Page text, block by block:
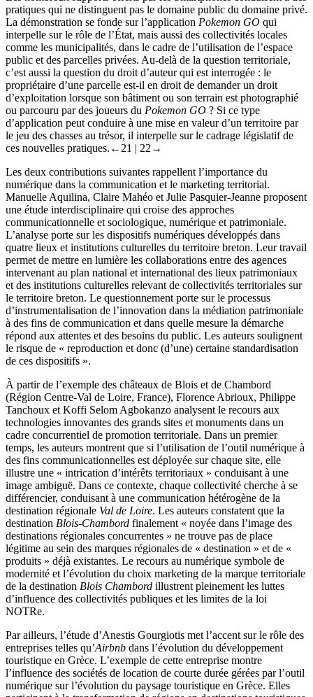
pratiques qui ne distinguent pas le domaine public du domaine privé.
La démonstration se fonde sur l’application Pokemon GO qui
interpelle sur le rôle de l’État, mais aussi des collectivités locales
comme les municipalités, dans le cadre de l’utilisation de l’espace
public et des parcelles privées. Au-delà de la question territoriale,
c’est aussi la question du droit d’auteur qui est interrogée : le
propriétaire d’une parcelle est-il en droit de demander un droit
d’exploitation lorsque son bâtiment ou son terrain est photographié
ou parcouru par des joueurs du Pokemon GO ? Si ce type
d’application peut conduire à une mise en valeur d’un territoire par
le jeu des chasses au trésor, il interpelle sur le cadrage législatif de
ces nouvelles pratiques. ←21 | 22→
Les deux contributions suivantes rappellent l’importance du
numérique dans la communication et le marketing territorial.
Manuelle Aquilina, Claire Mahéo et Julie Pasquier-Jeanne proposent
une étude interdisciplinaire qui croise des approches
communicationnelle et sociologique, numérique et patrimoniale.
L’analyse porte sur les dispositifs numériques développés dans
quatre lieux et institutions culturelles du territoire breton. Leur travail
permet de mettre en lumière les collaborations entre des agences
intervenant au plan national et international des lieux patrimoniaux
et des institutions culturelles relevant de collectivités territoriales sur
le territoire breton. Le questionnement porte sur le processus
d’instrumentalisation de l’innovation dans la médiation patrimoniale
à des fins de communication et dans quelle mesure la démarche
répond aux attentes et des besoins du public. Les auteurs soulignent
le risque de « reproduction et donc (d’une) certaine standardisation
de ces dispositifs ».
À partir de l’exemple des châteaux de Blois et de Chambord
(Région Centre-Val de Loire, France), Florence Abrioux, Philippe
Tanchoux et Koffi Selom Agbokanzo analysent le recours aux
technologies innovantes des grands sites et monuments dans un
cadre concurrentiel de promotion territoriale. Dans un premier
temps, les auteurs montrent que si l’utilisation de l’outil numérique à
des fins communicationnelles est déployée sur chaque site, elle
illustre une « intrication d’intérêts territoriaux » conduisant à une
image ambiguë. Dans ce contexte, chaque collectivité cherche à se
différencier, conduisant à une communication hétérogène de la
destination régionale Val de Loire. Les auteurs constatent que la
destination Blois-Chambord finalement « noyée dans l’image des
destinations régionales concurrentes » ne trouve pas de place
légitime au sein des marques régionales de « destination » et de «
produits » déjà existantes. Le recours au numérique symbole de
modernité et l’évolution du choix marketing de la marque territoriale
de la destination Blois Chambord illustrent pleinement les luttes
d’influence des collectivités publiques et les limites de la loi
NOTRe.
Par ailleurs, l’étude d’Anestis Gourgiotis met l’accent sur le rôle des
entreprises telles qu’Airbnb dans l’évolution du développement
touristique en Grèce. L’exemple de cette entreprise montre
l’influence des sociétés de location de courte durée gérées par l’outil
numérique sur l’évolution du paysage touristique en Grèce. Elles